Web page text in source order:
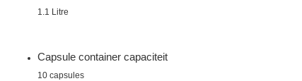
1.1 Litre
Capsule container capaciteit
10 capsules